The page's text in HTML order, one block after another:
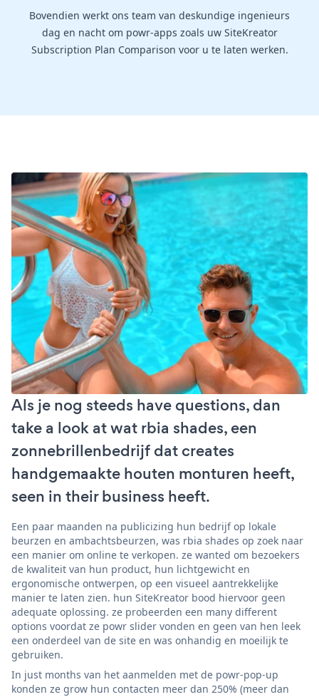
Bovendien werkt ons team van deskundige ingenieurs
dag en nacht om powr-apps zoals uw SiteKreator
Subscription Plan Comparison voor u te laten werken.
Als je nog steeds have questions, dan
take a look at wat rbia shades, een
zonnebrillenbedrijf dat creates
handgemaakte houten monturen heeft,
seen in their business heeft.
Een paar maanden na publicizing hun bedrijf op lokale
beurzen en ambachtsbeurzen, was rbia shades op zoek naar
een manier om online te verkopen. ze wanted om bezoekers
de kwaliteit van hun product, hun lichtgewicht en
ergonomische ontwerpen, op een visueel aantrekkelijke
manier te laten zien. hun SiteKreator bood hiervoor geen
adequate oplossing. ze probeerden een many different
options voordat ze powr slider vonden en geen van hen leek
een onderdeel van de site en was onhandig en moeilijk te
gebruiken.
In just months van het aanmelden met de powr-pop-up
konden ze grow hun contacten meer dan 250% (meer dan